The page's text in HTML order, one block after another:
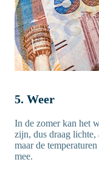
5. Weer
In de zomer kan het
zijn, dus draag
maar de
mee.